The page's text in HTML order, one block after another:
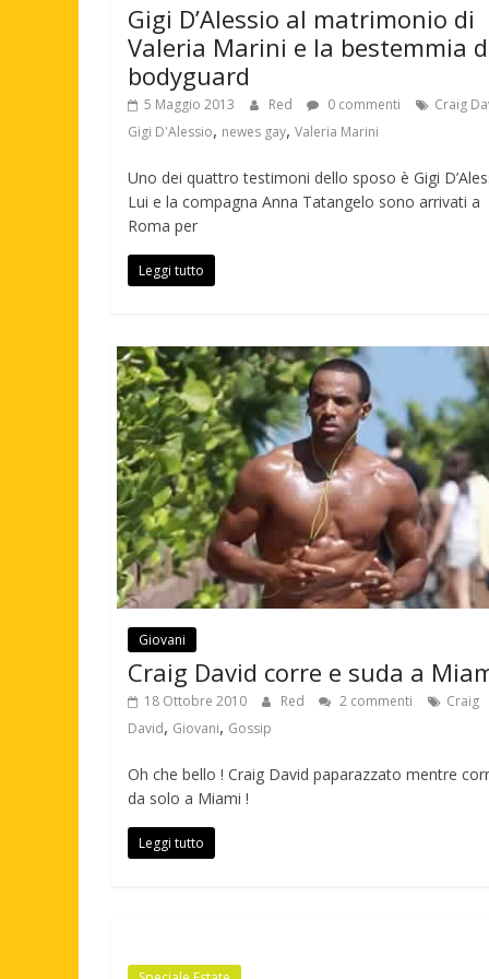
Gigi D’Alessio al matrimonio di
Valeria Marini e la bestemmia
bodyguard
5 Maggio 2013 Red 0 commenti
Craig
Gigi D'Alessio, newes gay, Valeria Marini
Uno dei quattro testimoni dello sposo è Gigi
Lui e la compagna Anna Tatangelo sono arrivati a
Roma per
Leggi tutto
Giovani
Craig David corre e suda a
18 Ottobre 2010 Red 2 commenti
Craig
David, Giovani, Gossip
Oh che bello ! Craig David paparazzato mentre
da solo a Miami !
Leggi tutto